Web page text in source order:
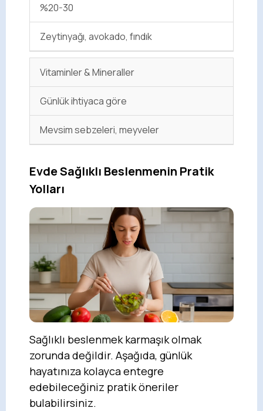
%20-30
Zeytinyağı, avokado, fındık
Vitaminler & Mineraller
Günlük ihtiyaca göre
Mevsim sebzeleri, meyveler
Evde Sağlıklı Beslenmenin Pratik
Yolları
Sağlıklı beslenmek karmaşık olmak
zorunda değildir. Aşağıda, günlük
hayatınıza kolayca entegre
edebileceğiniz pratik öneriler
bulabilirsiniz.